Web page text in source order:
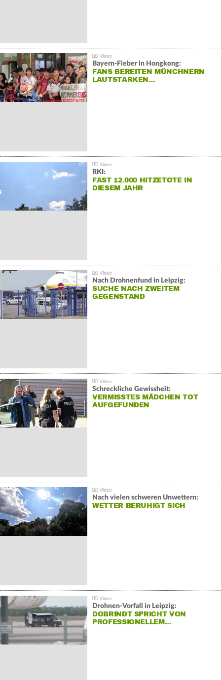
Bayern-Fieber in Hongkong:
FANS BEREITEN MÜNCHNERN
LAUTSTARKEN…
RKI:
FAST 12.000 HITZETOTE IN
DIESEM JAHR
Nach Drohnenfund in Leipzig:
SUCHE NACH ZWEITEM
GEGENSTAND
Schreckliche Gewissheit:
VERMISSTES MÄDCHEN TOT
AUFGEFUNDEN
Nach vielen schweren Unwettern:
WETTER BERUHIGT SICH
Drohnen-Vorfall in Leipzig:
DOBRINDT SPRICHT VON
PROFESSIONELLEM…